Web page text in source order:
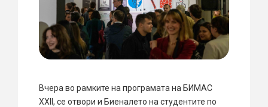
Вчера во рамките на програмата на БИМАС
XXII, се отвори и Биеналето на студентите по